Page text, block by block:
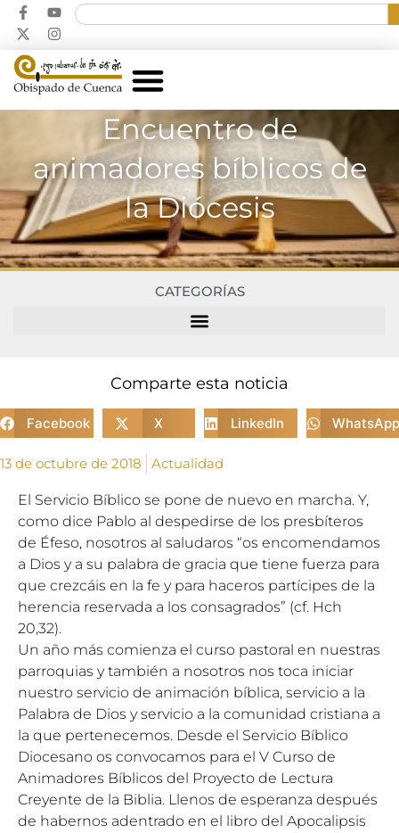
Encuentro de
animadores bíblicos de
la Diócesis
CATEGORÍAS
Comparte esta noticia
Facebook X LinkedIn WhatsApp
13 de octubre de 2018 Actualidad
El Servicio Bíblico se pone de nuevo en marcha. Y,
como dice Pablo al despedirse de los presbíteros
de Éfeso, nosotros al saludaros “os encomendamos
a Dios y a su palabra de gracia que tiene fuerza para
que crezcáis en la fe y para haceros partícipes de la
herencia reservada a los consagrados” (cf. Hch
20,32).
Un año más comienza el curso pastoral en nuestras
parroquias y también a nosotros nos toca iniciar
nuestro servicio de animación bíblica, servicio a la
Palabra de Dios y servicio a la comunidad cristiana a
la que pertenecemos. Desde el Servicio Bíblico
Diocesano os convocamos para el V Curso de
Animadores Bíblicos del Proyecto de Lectura
Creyente de la Biblia. Llenos de esperanza después
de habernos adentrado en el libro del Apocalipsis